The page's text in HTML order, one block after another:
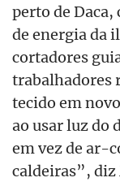
perto de
de energia da
cortadores
trabalhadores
tecido em
ao usar luz do
em vez de ar-
caldeiras”,